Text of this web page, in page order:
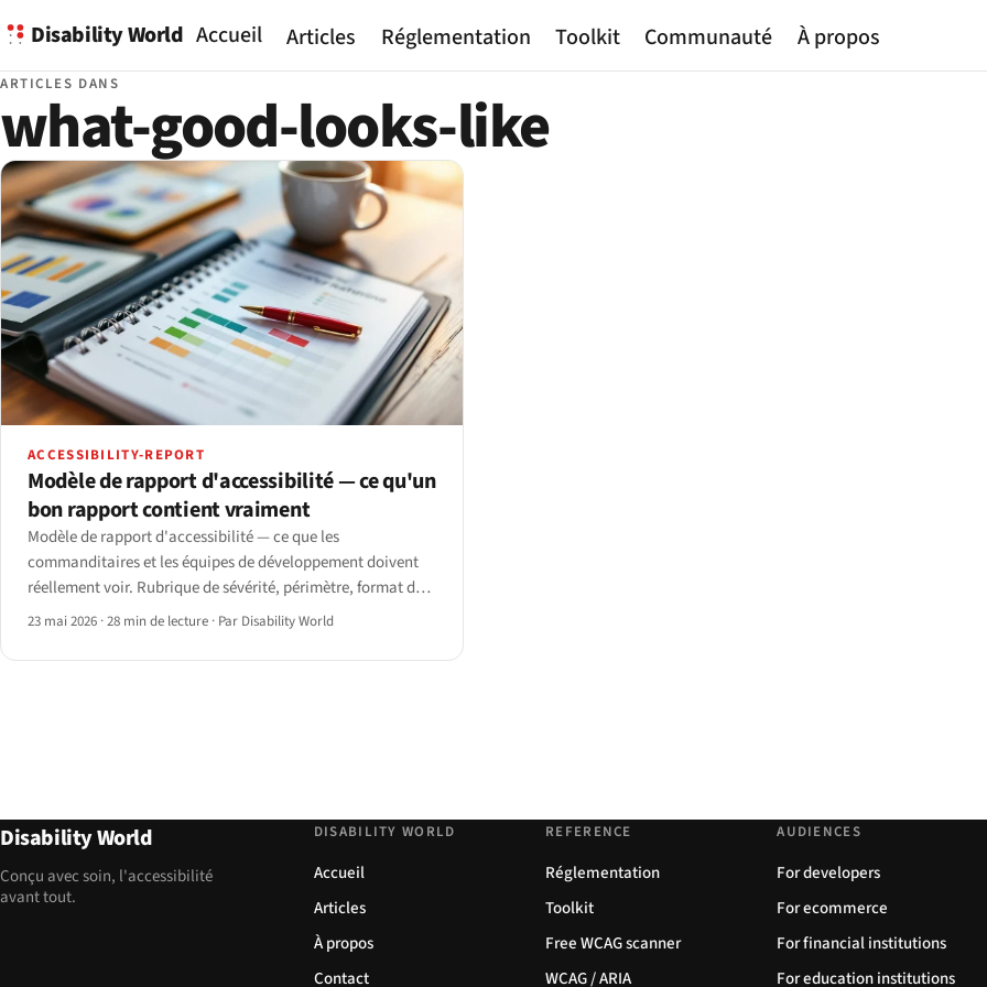
Disability World Accueil Articles Réglementation Toolkit Communauté À propos
ARTICLES DANS
what-good-looks-like
ACCESSIBILITY-REPORT
Modèle de rapport d'accessibilité — ce qu'un
bon rapport contient vraiment
Modèle de rapport d'accessibilité — ce que les
commanditaires et les équipes de développement doivent
réellement voir. Rubrique de sévérité, périmètre, format des
constats, et structure de modèle pour 2026.
23 mai 2026 ·28 min de lecture · Par Disability World
Disability World
Conçu avec soin, l'accessibilité
avant tout.
DISABILITY WORLD
Accueil
Articles
À propos
Contact
REFERENCE
Réglementation
Toolkit
Free WCAG scanner
WCAG / ARIA
AUDIENCES
For developers
For ecommerce
For financial institutions
For education institutions